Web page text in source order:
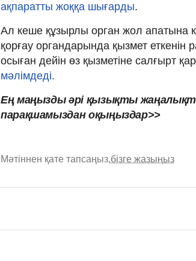
ақпаратты жоққа шығарды.
Ал кеше құзырлы орган жол апатына
қорғау органдарында қызмет еткенін
осыған дейін өз қызметіне салғырт
мәлімдеді.
Ең маңызды әрі қызықты
парақшамыздан оқыңыздар>>
Мәтіннен қате тапсаңыз,бізге жазыңыз